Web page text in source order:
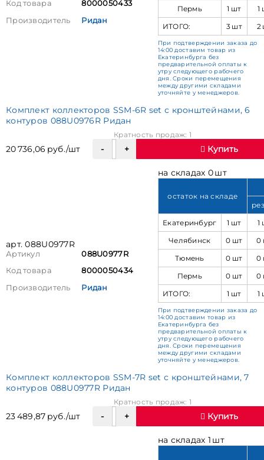
Код товара
8000050433
Производитель
Ридан
Пермь
1 шт
1
ИТОГО:
3 шт 2
При подтверждении заказа до
14:00 доставим товар из
Екатеринбурга без
предварительной оплаты к
утру следующего рабочего
дня. Сроки перемещения
между другими складами
уточняйте у менеджеров.
Комплект коллекторов SSM-6R set с кронштейнами, 6
контуров 088U0976R Ридан
20 736,06 руб./шт
Кратность продаж: 1
Купить
арт. 088U0977R
Артикул
088U0977R
Код товара
8000050434
Производитель
Ридан
на складах 0 шт
остаток на складе
Екатеринбург
1 шт
1
Челябинск
0 шт
0
Тюмень
0 шт
0
Пермь
0 шт
0
ИТОГО:
1 шт 1
При подтверждении заказа до
14:00 доставим товар из
Екатеринбурга без
предварительной оплаты к
утру следующего рабочего
дня. Сроки перемещения
между другими складами
уточняйте у менеджеров.
Комплект коллекторов SSM-7R set с кронштейнами, 7
контуров 088U0977R Ридан
23 489,87 руб./шт
Кратность продаж: 1
Купить
на складах 1 шт